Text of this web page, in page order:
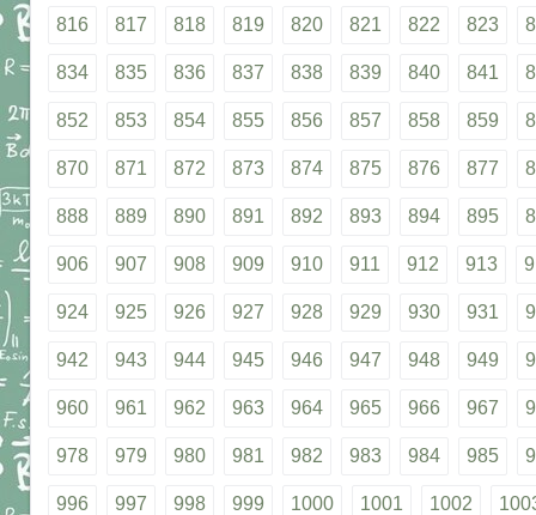
816 817 818 819 820 821 822 823
834 835 836 837 838 839 840 841
852 853 854 855 856 857 858 859
870 871 872 873 874 875 876 877
888 889 890 891 892 893 894 895
906 907 908 909 910 911 912 913
924 925 926 927 928 929 930 931
942 943 944 945 946 947 948 949
960 961 962 963 964 965 966 967
978 979 980 981 982 983 984 985
996 997 998 999 1000 1001 1002